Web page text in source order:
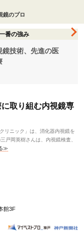
鏡のプロ
番の強み
鏡技術、先進の医
取り組む内視鏡専
リニック」は、消化器内視鏡を
戸岡英樹さんは、内視鏡検査、
≫
館3F